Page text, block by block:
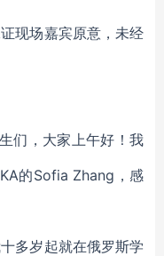
现场嘉宾原意，未经
们，大家上午好！我
的Sofia Zhang，感
多岁起就在俄罗斯学